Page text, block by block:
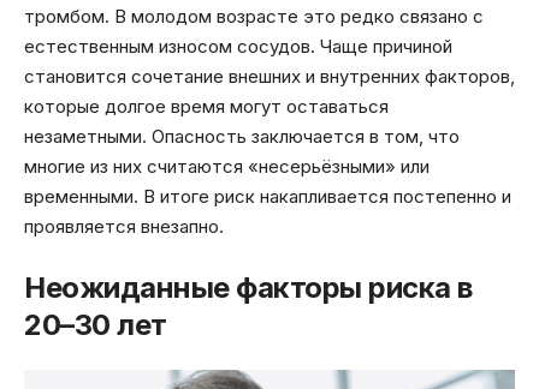
тромбом. В молодом возрасте это редко связано с
естественным износом сосудов. Чаще причиной
становится сочетание внешних и внутренних факторов,
которые долгое время могут оставаться
незаметными. Опасность заключается в том, что
многие из них считаются «несерьёзными» или
временными. В итоге риск накапливается постепенно и
проявляется внезапно.
Неожиданные факторы риска в
20–30 лет